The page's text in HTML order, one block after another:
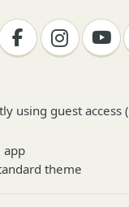
using guest access (
app
theme